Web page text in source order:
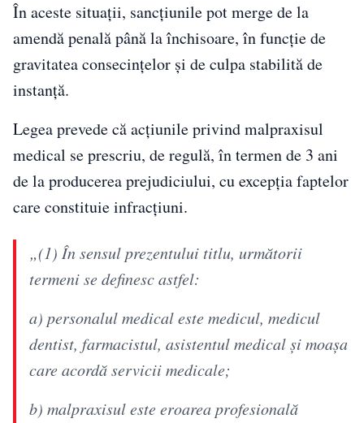
În aceste situații, sancțiunile pot merge de la
amendă penală până la închisoare, în funcție de
gravitatea consecințelor și de culpa stabilită de
instanță.
Legea prevede că acțiunile privind malpraxisul
medical se prescriu, de regulă, în termen de 3 ani
de la producerea prejudiciului, cu excepția faptelor
care constituie infracțiuni.
„(1) În sensul prezentului titlu, următorii
termeni se definesc astfel:
a) personalul medical este medicul, medicul
dentist, farmacistul, asistentul medical şi moaşa
care acordă servicii medicale;
b) malpraxisul este eroarea profesională